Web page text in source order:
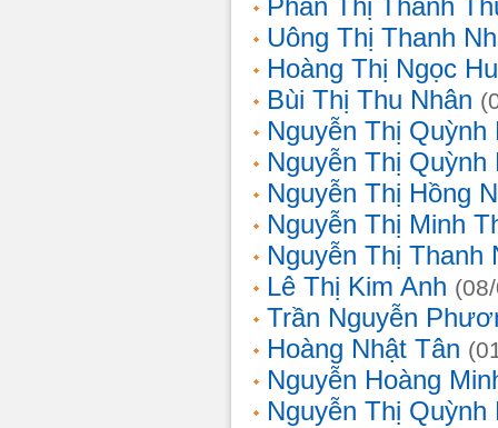
Phan Thị Thanh
Uông Thị Thanh
Hoàng Thị Ngọc
Bùi Thị Thu Nhân
Nguyễn Thị Quỳnh
Nguyễn Thị Quỳnh
Nguyễn Thị Hồng
Nguyễn Thị Minh
Nguyễn Thị Thanh
Lê Thị Kim Anh
Trần Nguyễn
Hoàng Nhật Tân
Nguyễn Hoàng
Nguyễn Thị Quỳnh